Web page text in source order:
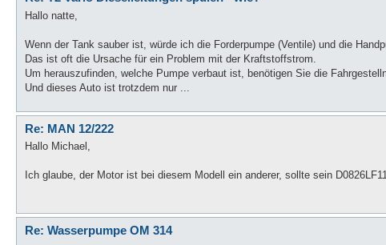
Hallo natte,
Wenn der Tank sauber ist, würde ich die Forderpumpe (Ventile) und die
Das ist oft die Ursache für ein Problem mit der Kraftstoffstrom.
Um herauszufinden, welche Pumpe verbaut ist, benötigen Sie die
Und dieses Auto ist trotzdem nur ...
Re: MAN 12/222
Hallo Michael,
Ich glaube, der Motor ist bei diesem Modell ein anderer, sollte sein
Re: Wasserpumpe OM 314